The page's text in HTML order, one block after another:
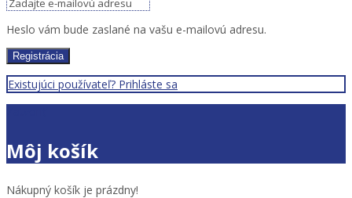
Heslo vám bude zaslané na vašu e-mailovú adresu.
Registrácia
Existujúci používateľ? Prihláste sa
Môj košík
Nákupný košík je prázdny!